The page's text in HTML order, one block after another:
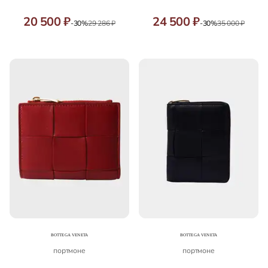
20 500 ₽-30%29 286 ₽ 24 500 ₽-30%35 000 ₽
портмоне портмоне